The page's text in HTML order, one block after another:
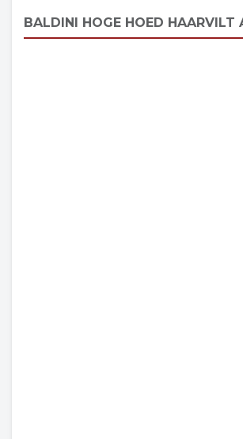
BALDINI HOGE HOED HAARVILT